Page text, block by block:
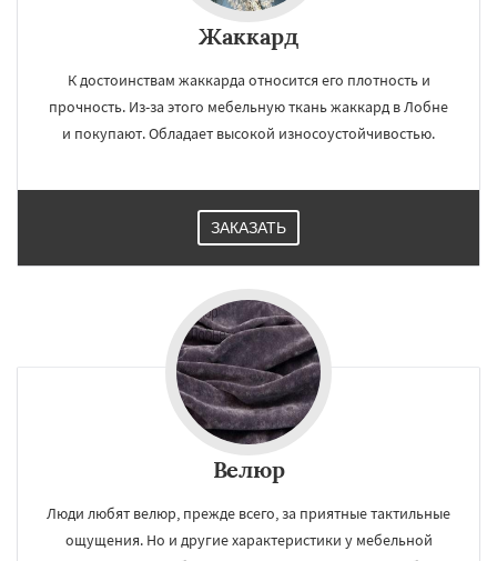
Жаккард
К достоинствам жаккарда относится его плотность и
прочность. Из-за этого мебельную ткань жаккард в Лобне
и покупают. Обладает высокой износоустойчивостью.
ЗАКАЗАТЬ
Велюр
Люди любят велюр, прежде всего, за приятные тактильные
ощущения. Но и другие характеристики у мебельной